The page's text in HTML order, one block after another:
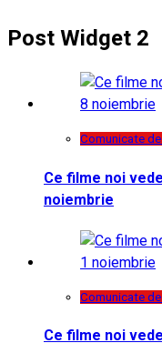
Post Widget 2
Comunicate
Ce filme noi
noiembrie
Comunicate
Ce filme noi